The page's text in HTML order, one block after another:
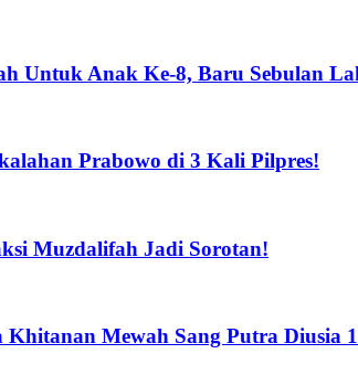
Untuk Anak Ke-8, Baru Sebulan
Prabowo di 3 Kali Pilpres!
Muzdalifah Jadi Sorotan!
Mewah Sang Putra Diusia